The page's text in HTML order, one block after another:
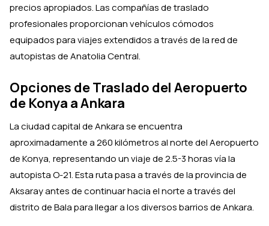
precios apropiados. Las compañías de traslado
profesionales proporcionan vehículos cómodos
equipados para viajes extendidos a través de la red de
autopistas de Anatolia Central.
Opciones de Traslado del Aeropuerto
de Konya a Ankara
La ciudad capital de Ankara se encuentra
aproximadamente a 260 kilómetros al norte del Aeropuerto
de Konya, representando un viaje de 2.5-3 horas vía la
autopista O-21. Esta ruta pasa a través de la provincia de
Aksaray antes de continuar hacia el norte a través del
distrito de Bala para llegar a los diversos barrios de Ankara.